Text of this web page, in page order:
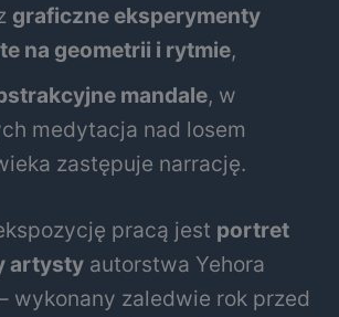
graficzne eksperymenty
na geometrii i rytmie,
mandale, w
medytacja nad losem
zastępuje narrację.
pracą jest portret
artysty autorstwa Yehora
wykonany zaledwie rok przed